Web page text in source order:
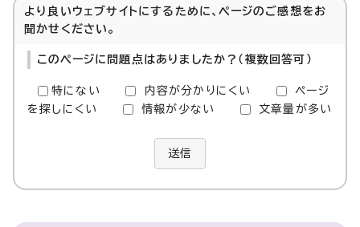
より良いウェブサイトにするために、ページのご感想をお
聞かせください。
このページに問題点はありましたか？（複数回答可）
特にない 内容が分かりにくい
ページ
を探しにくい
情報が少ない 文章量が多い
送信